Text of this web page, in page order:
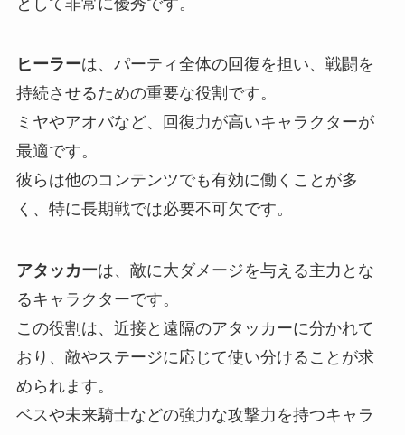
ヒーラーは、パーティ全体の回復を担い、戦闘を
持続させるための重要な役割です。
ミヤやアオバなど、回復力が高いキャラクターが
最適です。
彼らは他のコンテンツでも有効に働くことが多
く、特に長期戦では必要不可欠です。
アタッカーは、敵に大ダメージを与える主力とな
るキャラクターです。
この役割は、近接と遠隔のアタッカーに分かれて
おり、敵やステージに応じて使い分けることが求
められます。
ベスや未来騎士などの強力な攻撃力を持つキャラ